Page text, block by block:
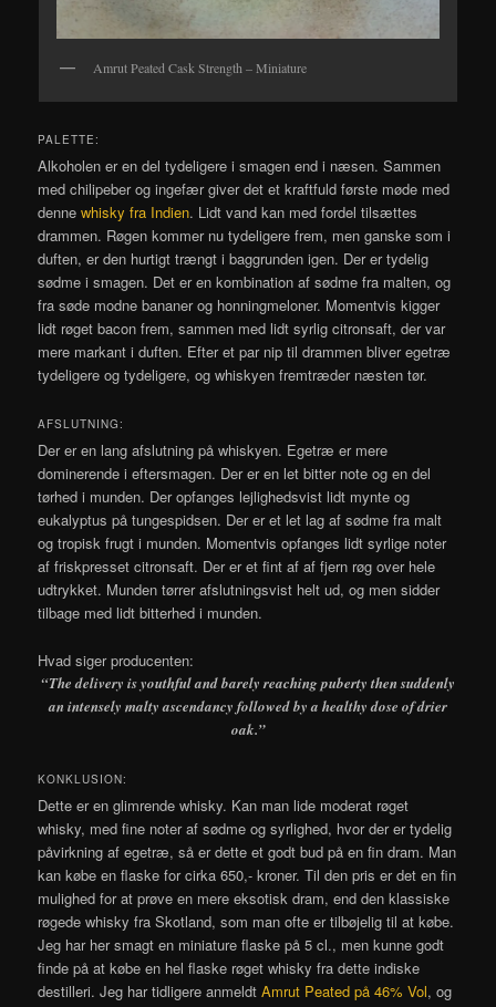
Amrut Peated Cask Strength – Miniature
PALETTE:
Alkoholen er en del tydeligere i smagen end i næsen. Sammen
med chilipeber og ingefær giver det et kraftfuld første møde med
dennewhisky fra Indien. Lidt vand kan med fordel tilsættes
drammen. Røgen kommer nu tydeligere frem, men ganske som i
duften, er den hurtigt trængt i baggrunden igen. Der er tydelig
sødme i smagen. Det er en kombination af sødme fra malten, og
fra søde modne bananer og honningmeloner. Momentvis kigger
lidt røget bacon frem, sammen med lidt syrlig citronsaft, der var
mere markant i duften. Efter et par nip til drammen bliver egetræ
tydeligere og tydeligere, og whiskyen fremtræder næsten tør.
AFSLUTNING:
Der er en lang afslutning på whiskyen. Egetræ er mere
dominerende i eftersmagen. Der er en let bitter note og en del
tørhed i munden. Der opfanges lejlighedsvist lidt mynte og
eukalyptus på tungespidsen. Der er et let lag af sødme fra malt
og tropisk frugt i munden. Momentvis opfanges lidt syrlige noter
af friskpresset citronsaft. Der er et fint af af fjern røg over hele
udtrykket. Munden tørrer afslutningsvist helt ud, og men sidder
tilbage med lidt bitterhed i munden.
Hvad siger producenten:
“The delivery is youthful and barely reaching puberty then suddenly
an intensely malty ascendancy followed by a healthy dose of drier
oak.”
KONKLUSION:
Dette er en glimrende whisky. Kan man lide moderat røget
whisky, med fine noter af sødme og syrlighed, hvor der er tydelig
påvirkning af egetræ, så er dette et godt bud på en fin dram. Man
kan købe en flaske for cirka 650,- kroner. Til den pris er det en fin
mulighed for at prøve en mere eksotisk dram, end den klassiske
røgede whisky fra Skotland, som man ofte er tilbøjelig til at købe.
Jeg har her smagt en miniature flaske på 5 cl., men kunne godt
finde på at købe en hel flaske røget whisky fra dette indiske
destilleri. Jeg har tidligere anmeldtAmrut Peated på 46% Vol, og